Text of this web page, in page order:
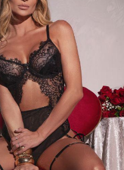
TODOS DE PEÇAS AVULSAS